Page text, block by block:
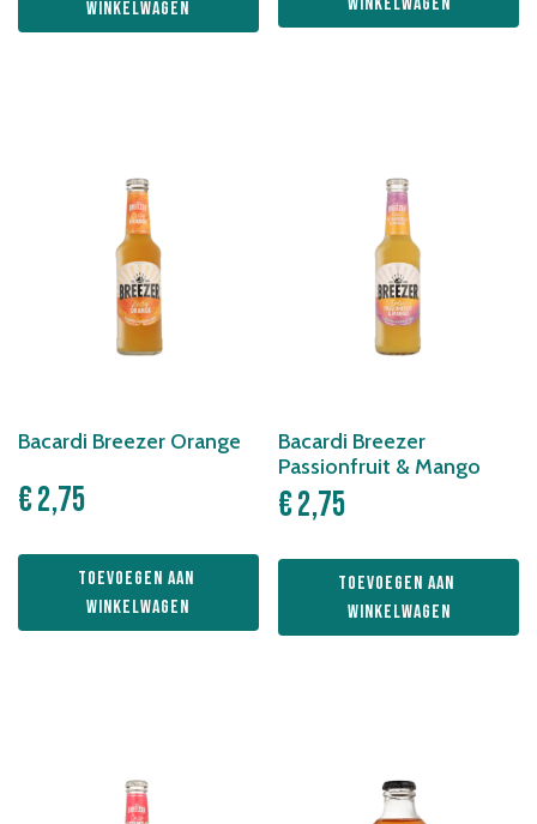
winkelwagen
winkelwagen
Bacardi Breezer Orange
€2,75
Toevoegen aan
winkelwagen
Bacardi Breezer
Passionfruit & Mango
€2,75
Toevoegen aan
winkelwagen